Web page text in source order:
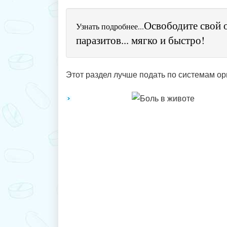
Узнать подробнее...Освободите свой
паразитов... мягко и быстро!
Этот раздел лучше подать по системам